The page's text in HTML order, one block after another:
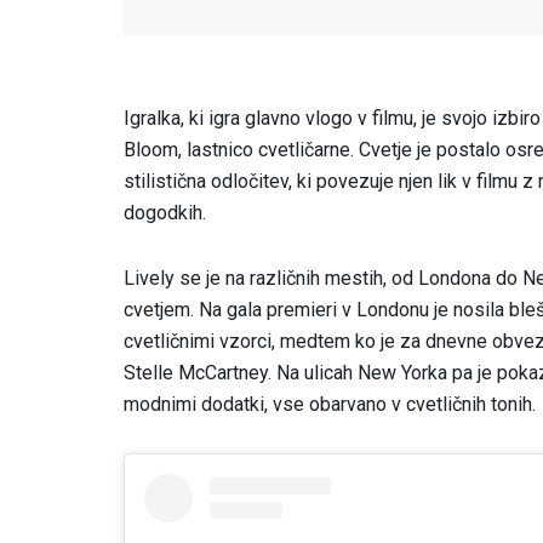
Igralka, ki igra glavno vlogo v filmu, je svojo
Bloom, lastnico cvetličarne. Cvetje je postalo
stilistična odločitev, ki povezuje njen lik v filmu z
dogodkih.
Lively se je na različnih mestih, od Londona do
cvetjem. Na gala premieri v Londonu je nosila
cvetličnimi vzorci, medtem ko je za dnevne
Stelle McCartney. Na ulicah New Yorka pa je
modnimi dodatki, vse obarvano v cvetličnih tonih.